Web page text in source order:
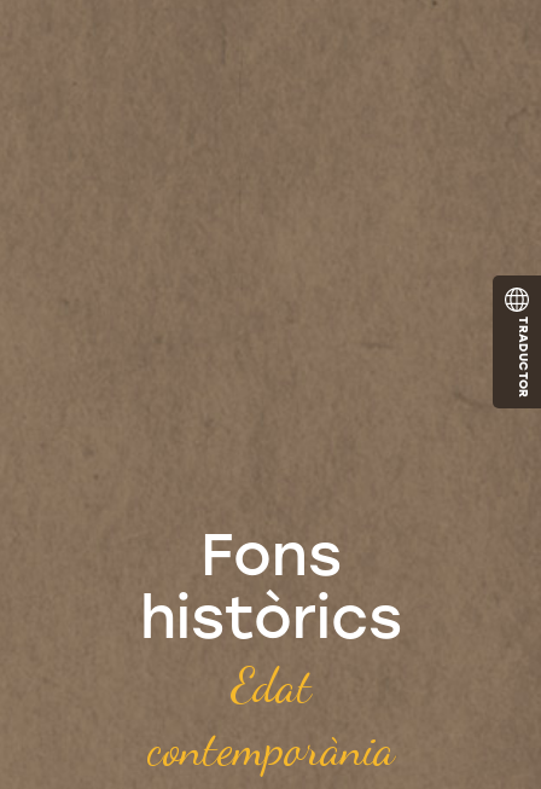
TRADUCTOR
Fons
històrics
Edat
contemporània